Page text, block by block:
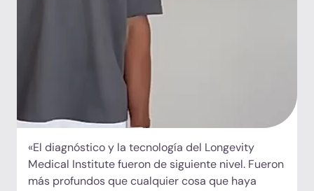
«El diagnóstico y la tecnología del Longevity
Medical Institute fueron de siguiente nivel. Fueron
más profundos que cualquier cosa que haya